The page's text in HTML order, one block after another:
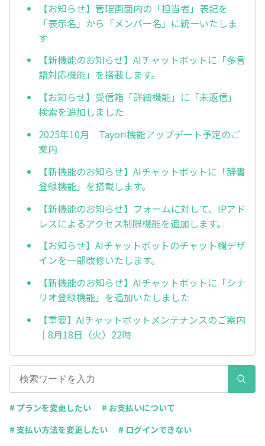
【お知らせ】管理画面内の「担当者」表記を
「表示名」から「メンバー名」に統一いたしま
す
【新機能のお知らせ】AIチャットボットに「多言
語対応機能」を搭載します。
【お知らせ】受信箱「詳細機能」に「未返信」
検索を追加しました
2025年10月 Tayori機能アップデート予定のご
案内
【新機能のお知らせ】AIチャットボットに「辞書
登録機能」を搭載します。
【新機能のお知らせ】フォームに対して、IPアド
レスによるアクセス制限機能を追加します。
【お知らせ】AIチャットボットのチャット欄デザ
インを一部改修いたします。
【新機能のお知らせ】AIチャットボットに「シナ
リオ登録機能」を追加いたしました
【重要】AIチャットボットメンテナンスのご案内
｜8月18日（火）22時
# プランを変更したい
# お支払いについて
# 支払い方法を変更したい
# ログインできない